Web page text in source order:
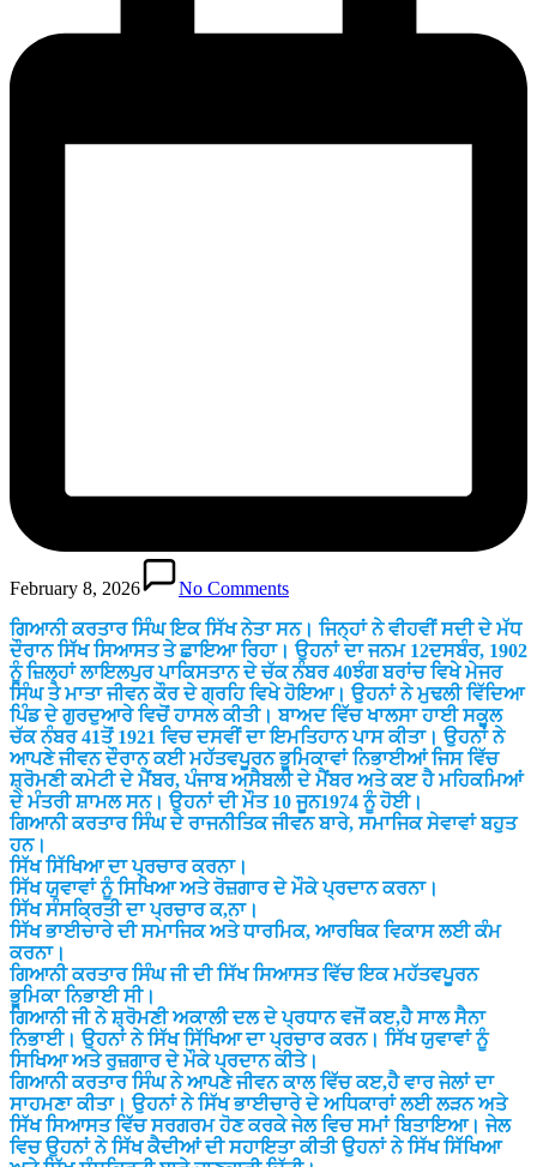
February 8, 2026
No Comments
ਗਿਆਨੀ ਕਰਤਾਰ ਸਿੰਘ ਇਕ ਸਿੱਖ ਨੇਤਾ ਸਨ। ਜਿਨ੍ਹਾਂ ਨੇ ਵੀਹਵੀਂ ਸਦੀ ਦੇ ਮੱਧ
ਦੌਰਾਨ ਸਿੱਖ ਸਿਆਸਤ ਤੇ ਛਾਇਆ ਰਿਹਾ। ਉਹਨਾਂ ਦਾ ਜਨਮ 12ਦਸਬੰਰ, 1902
ਨੂੰ ਜ਼ਿਲ੍ਹਾਂ ਲਾਇਲਪੁਰ ਪਾਕਿਸਤਾਨ ਦੇ ਚੱਕ ਨੰਬਰ 40ਝੰਗ ਬਰਾਂਚ ਵਿਖੇ ਮੇਜਰ
ਸਿੰਘ ਤੇ ਮਾਤਾ ਜੀਵਨ ਕੌਰ ਦੇ ਗ੍ਰਹਿ ਵਿਖੇ ਹੋਇਆ। ਉਹਨਾਂ ਨੇ ਮੁਢਲੀ ਵਿੱਦਿਆ
ਪਿੰਡ ਦੇ ਗੁਰਦੁਆਰੇ ਵਿਚੋਂ ਹਾਸਲ ਕੀਤੀ। ਬਾਅਦ ਵਿੱਚ ਖਾਲਸਾ ਹਾਈ ਸਕੂਲ
ਚੱਕ ਨੰਬਰ 41ਤੋਂ 1921 ਵਿਚ ਦਸਵੀਂ ਦਾ ਇਮਤਿਹਾਨ ਪਾਸ ਕੀਤਾ। ਉਹਨਾਂ ਨੇ
ਆਪਣੇ ਜੀਵਨ ਦੌਰਾਨ ਕਈ ਮਹੱਤਵਪੂਰਨ ਭੂਮਿਕਾਵਾਂ ਨਿਭਾਈਆਂ ਜਿਸ ਵਿੱਚ
ਸ਼੍ਰੋਮਣੀ ਕਮੇਟੀ ਦੇ ਮੈਂਬਰ, ਪੰਜਾਬ ਅਸੈਬਲੀ ਦੇ ਮੈਂਬਰ ਅਤੇ ਕੲ ਹੈ ਮਹਿਕਮਿਆਂ
ਦੇ ਮੰਤਰੀ ਸ਼ਾਮਲ ਸਨ। ਉਹਨਾਂ ਦੀ ਮੌਤ 10 ਜੂਨ1974 ਨੂੰ ਹੋਈ।
ਗਿਆਨੀ ਕਰਤਾਰ ਸਿੰਘ ਦੇ ਰਾਜਨੀਤਿਕ ਜੀਵਨ ਬਾਰੇ, ਸਮਾਜਿਕ ਸੇਵਾਵਾਂ ਬਹੁਤ
ਹਨ।
ਸਿੱਖ ਸਿੱਖਿਆ ਦਾ ਪ੍ਰਚਾਰ ਕਰਨਾ।
ਸਿੱਖ ਯੁਵਾਵਾਂ ਨੂੰ ਸਿਖਿਆ ਅਤੇ ਰੋਜ਼ਗਾਰ ਦੇ ਮੌਕੇ ਪ੍ਰਦਾਨ ਕਰਨਾ।
ਸਿੱਖ ਸੰਸਕ੍ਰਿਤੀ ਦਾ ਪ੍ਰਚਾਰ ਕ,ਨਾ।
ਸਿੱਖ ਭਾਈਚਾਰੇ ਦੀ ਸਮਾਜਿਕ ਅਤੇ ਧਾਰਮਿਕ, ਆਰਥਿਕ ਵਿਕਾਸ ਲਈ ਕੰਮ
ਕਰਨਾ।
ਗਿਆਨੀ ਕਰਤਾਰ ਸਿੰਘ ਜੀ ਦੀ ਸਿੱਖ ਸਿਆਸਤ ਵਿੱਚ ਇਕ ਮਹੱਤਵਪੂਰਨ
ਭੂਮਿਕਾ ਨਿਭਾਈ ਸੀ।
ਗਿਆਨੀ ਜੀ ਨੇ ਸ਼੍ਰੋਮਣੀ ਅਕਾਲੀ ਦਲ ਦੇ ਪ੍ਰਧਾਨ ਵਜੋਂ ਕੲ,ਹੈ ਸਾਲ ਸੈਨਾ
ਨਿਭਾਈ। ਉਹਨਾਂ ਨੇ ਸਿੱਖ ਸਿੱਖਿਆ ਦਾ ਪ੍ਰਚਾਰ ਕਰਨ। ਸਿੱਖ ਯੁਵਾਵਾਂ ਨੂੰ
ਸਿਖਿਆ ਅਤੇ ਰੁਜ਼ਗਾਰ ਦੇ ਮੌਕੇ ਪ੍ਰਦਾਨ ਕੀਤੇ।
ਗਿਆਨੀ ਕਰਤਾਰ ਸਿੰਘ ਨੇ ਆਪਣੇ ਜੀਵਨ ਕਾਲ ਵਿੱਚ ਕੲ,ਹੈ ਵਾਰ ਜੇਲਾਂ ਦਾ
ਸਾਹਮਣਾ ਕੀਤਾ। ਉਹਨਾਂ ਨੇ ਸਿੱਖ ਭਾਈਚਾਰੇ ਦੇ ਅਧਿਕਾਰਾਂ ਲਈ ਲੜਨ ਅਤੇ
ਸਿੱਖ ਸਿਆਸਤ ਵਿੱਚ ਸਰਗਰਮ ਹੋਣ ਕਰਕੇ ਜੇਲ ਵਿਚ ਸਮਾਂ ਬਿਤਾਇਆ। ਜੇਲ
ਵਿਚ ਉਹਨਾਂ ਨੇ ਸਿੱਖ ਕੈਦੀਆਂ ਦੀ ਸਹਾਇਤਾ ਕੀਤੀ ਉਹਨਾਂ ਨੇ ਸਿੱਖ ਸਿੱਖਿਆ